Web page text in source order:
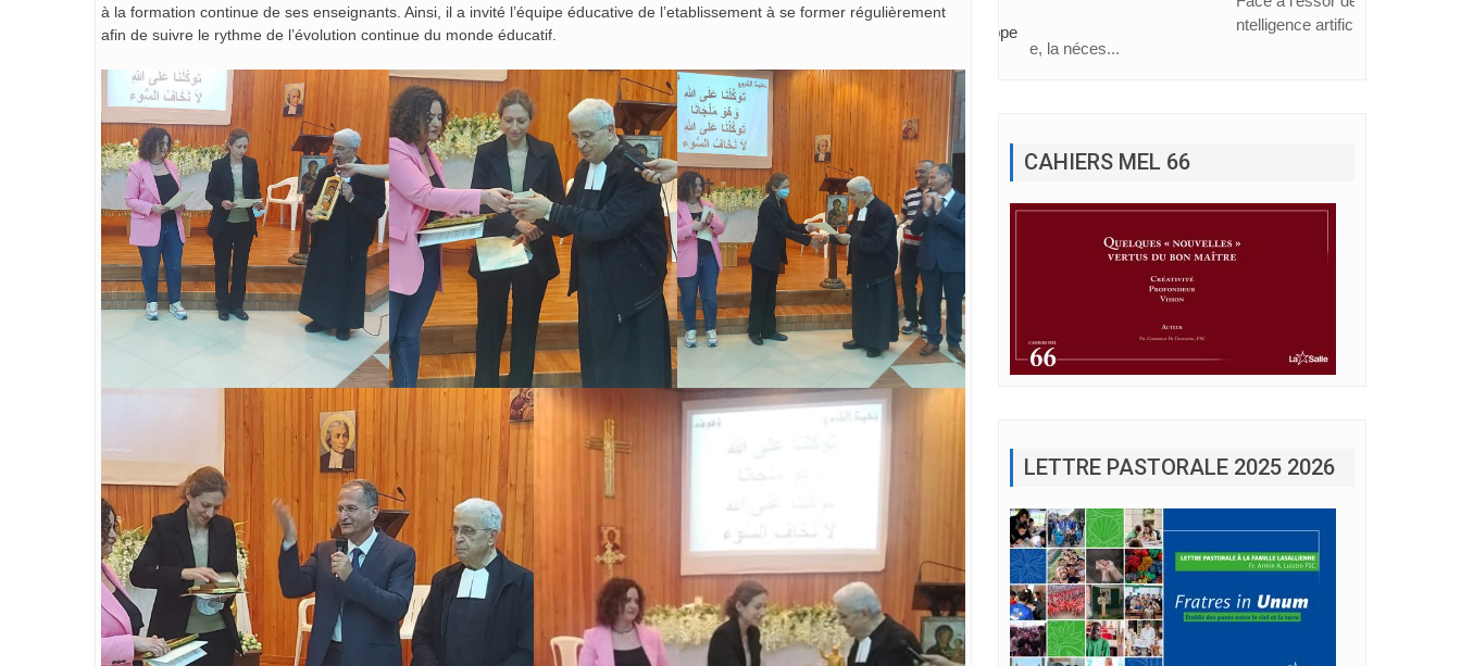
à la formation continue de ses enseignants. Ainsi, il a invité l’équipe éducative de l’etablissement à se former régulièrement
afin de suivre le rythme de l’évolution continue du monde éducatif.